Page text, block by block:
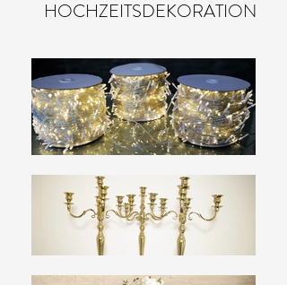
HOCHZEITSDEKORATION
Mit Schick und Charme